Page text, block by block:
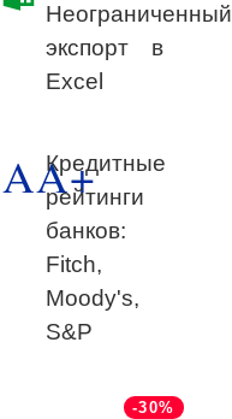
Неограниченный
экспорт в
Excel
AA+
Кредитные
рейтинги
банков:
Fitch,
Moody's,
S&P
-30%